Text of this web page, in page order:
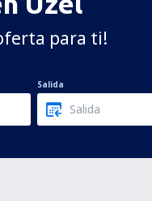
para ti!
Salida